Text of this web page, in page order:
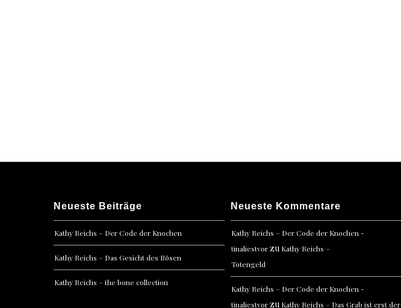
Neueste Beiträge
Kathy Reichs – Der Code der Knochen
Kathy Reichs – Das Gesicht des Bösen
Kathy Reichs – the bone collection
Neueste Kommentare
Kathy Reichs – Der Code der Knochen -
tinaliestvorzu Kathy Reichs –
Totengeld
Kathy Reichs – Der Code der Knochen -
tinaliestvorzu Kathy Reichs – Das Grab ist erst der